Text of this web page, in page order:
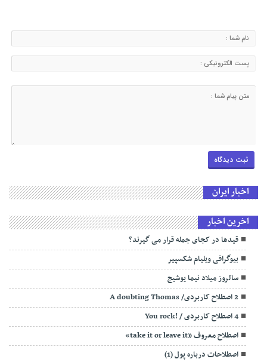
اخبار ایران
اخرین اخبار
قیدها در کجای جمله قرار می گیرند؟
بیوگرافی ویلیام شکسپیر
سالروز میلاد نیما یوشیج
2 اصطلاح کاربردی/ A doubting Thomas
4 اصطلاح کاربردی / !You rock
اصطلاح معروف «take it or leave it»
اصطلاحات درباره پول (1)